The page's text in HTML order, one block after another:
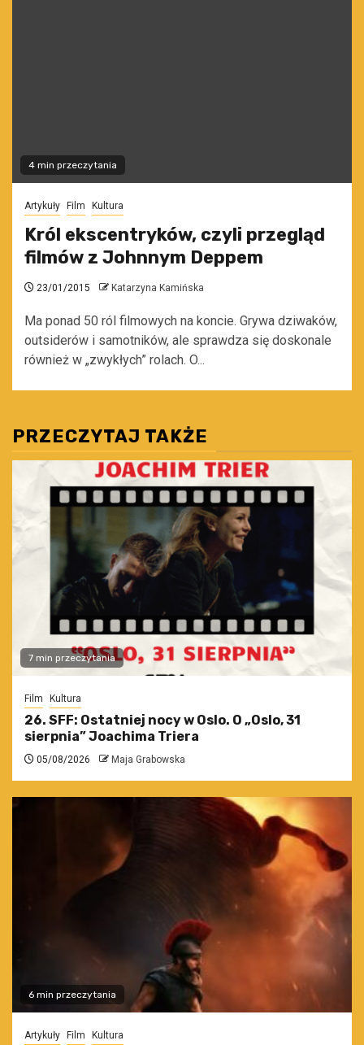
4 min przeczytania
Artykuły Film Kultura
Król ekscentryków, czyli przegląd
filmów z Johnnym Deppem
23/01/2015 Katarzyna Kamińska
Ma ponad 50 ról filmowych na koncie. Grywa dziwaków,
outsiderów i samotników, ale sprawdza się doskonale
również w „zwykłych” rolach. O...
PRZECZYTAJ TAKŻE
7 min przeczytania
Film Kultura
26. SFF: Ostatniej nocy w Oslo. O „Oslo, 31
sierpnia” Joachima Triera
05/08/2026 Maja Grabowska
6 min przeczytania
Artykuły Film Kultura